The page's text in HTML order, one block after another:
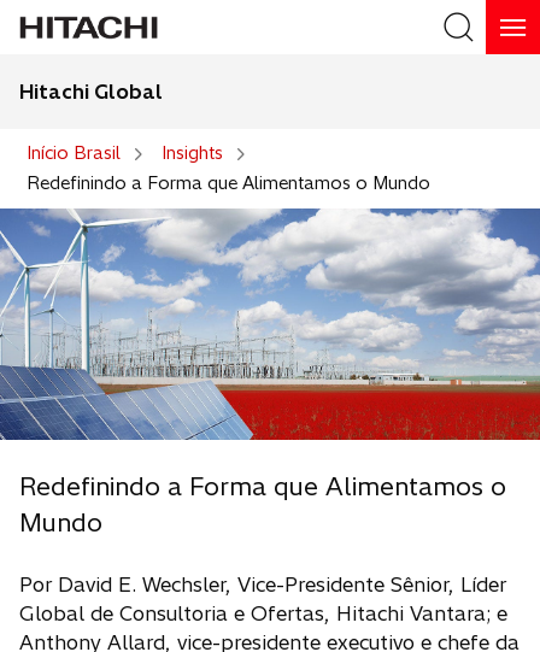
Hitachi Global
Início Brasil
Insights
Redefinindo a Forma que Alimentamos o Mundo
Redefinindo a Forma que Alimentamos o
Mundo
Por David E. Wechsler, Vice-Presidente Sênior, Líder
Global de Consultoria e Ofertas, Hitachi Vantara; e
Anthony Allard, vice-presidente executivo e chefe da